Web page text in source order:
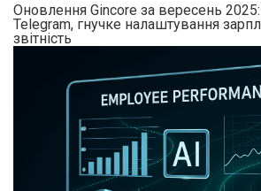
Оновлення Gincore за вересень 2025:
Telegram, гнучке налаштування
звітність